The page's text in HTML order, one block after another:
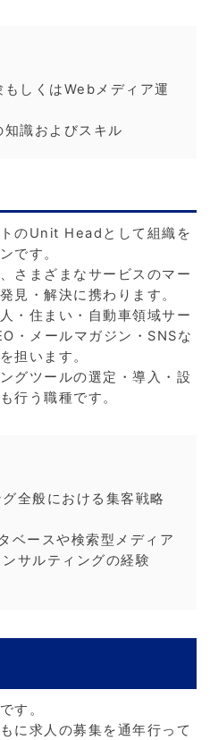
もしくはWebメディア運
知識およびスキル
のUnit Headとして組織を
です。
さまざまなサービスのマー
見・解決に携わります。
・住まい・自動車領域サー
・メールマガジン・SNSな
担います。
グツールの選定・導入・設
行う職種です。
全般における集客戦略
ベースや検索型メディア
サルティングの経験
す。
に求人の募集を通年行って